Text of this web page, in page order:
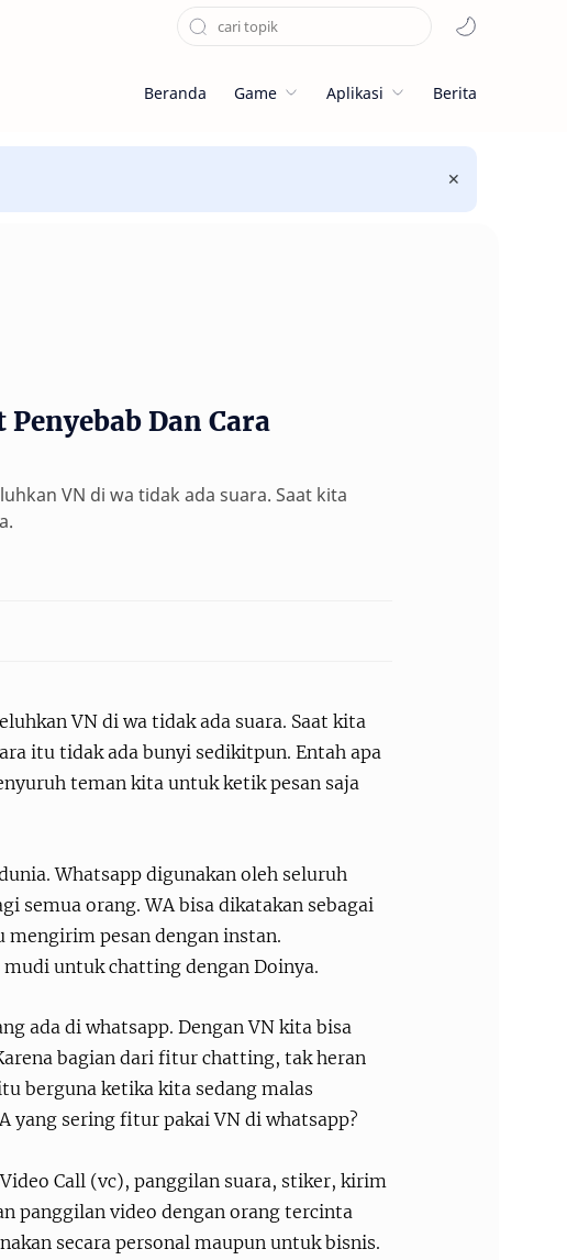
Beranda Game Aplikasi Berita
Dan Cara
VN di wa tidak ada suara. Saat kita
VN di wa tidak ada suara. Saat kita
itu tidak ada bunyi sedikitpun. Entah apa
teman kita untuk ketik pesan saja
Whatsapp digunakan oleh seluruh
semua orang. WA bisa dikatakan sebagai
mengirim pesan dengan instan.
untuk chatting dengan Doinya.
ada di whatsapp. Dengan VN kita bisa
bagian dari fitur chatting, tak heran
berguna ketika kita sedang malas
yang sering fitur pakai VN di whatsapp?
Call (vc), panggilan suara, stiker, kirim
panggilan video dengan orang tercinta
secara personal maupun untuk bisnis.